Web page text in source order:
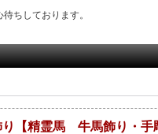
ちしております。
り【精霊馬 牛馬飾り・